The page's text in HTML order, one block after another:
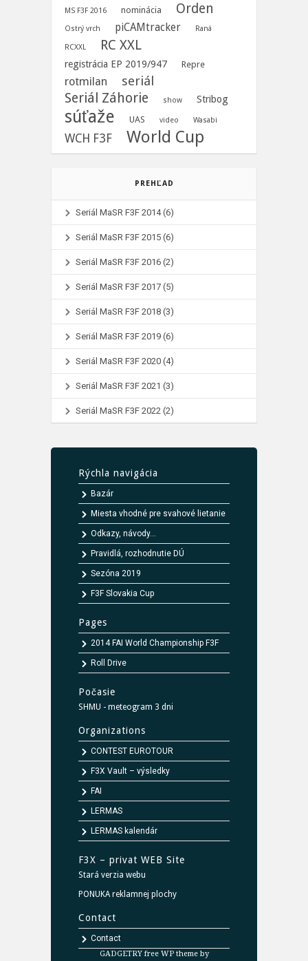
MS F3F 2016 nominácia Orden
Ostrý vrch piCAMtracker Raná
RCXXL RC XXL
registrácia EP 2019/947 Repre
rotmilan seriál
Seriál Záhorie show Stribog
súťaže UAS video Wasabi
WCH F3F World Cup
PREHĽAD
Seriál MaSR F3F 2014(6)
Seriál MaSR F3F 2015 (6)
Seriál MaSR F3F 2016 (2)
Seriál MaSR F3F 2017 (5)
Seriál MaSR F3F 2018 (3)
Seriál MaSR F3F 2019 (6)
Seriál MaSR F3F 2020 (4)
Seriál MaSR F3F 2021 (3)
Seriál MaSR F3F 2022 (2)
Rýchla navigácia
Bazár
Miesta vhodné pre svahové lietanie
Odkazy, návody...
Pravidlá, rozhodnutie DÚ
Sezóna 2019
F3F Slovakia Cup
Pages
2014 FAI World Championship F3F
Roll Drive
Počasie
SHMU - meteogram 3 dni
Organizations
CONTEST EUROTOUR
F3X Vault – výsledky
FAI
LERMAS
LERMAS kalendár
F3X – privat WEB Site
Stará verzia webu
PONUKA reklamnej plochy
Contact
Contact
GADGETRY free WP theme by